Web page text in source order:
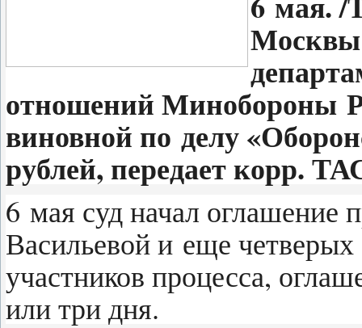
Москвы
отношений Минобороны
виновной по делу
рублей, передает корр.
6 мая суд начал оглашение
Васильевой и еще
участников процесса,
или три дня.